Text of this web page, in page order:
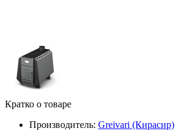
Кратко о товаре
Производитель: Greivari (Кирасир)